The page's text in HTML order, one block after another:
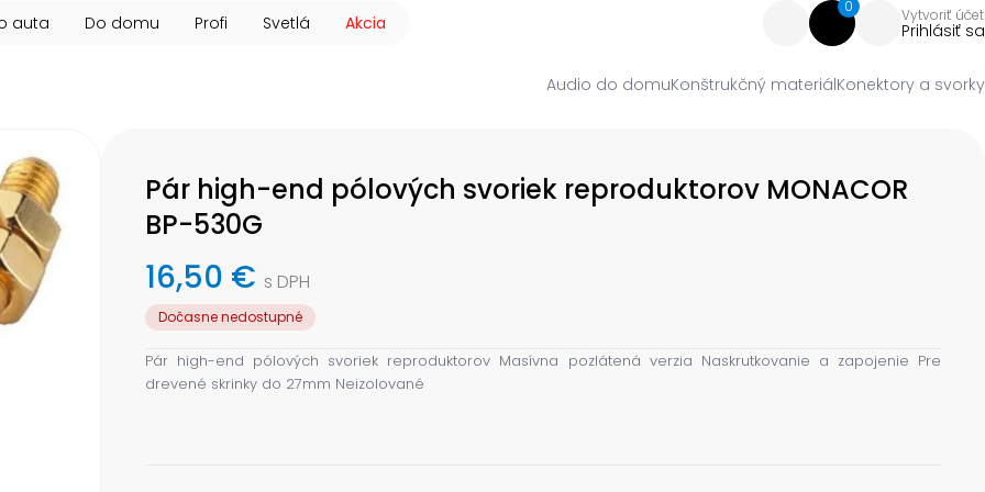
auta Do domu Profi Svetlá Akcia
0 Vytvoriť účet
Prihlásiť sa
Audio do domuKonštrukčný materiálKonektory a svorky
Pár high-end pólových svoriek reproduktorov MONACOR
BP-530G
16,50 € s DPH
Dočasne nedostupné
Pár high-end pólových svoriek reproduktorov Masívna pozlátená verzia Naskrutkovanie a zapojenie Pre
drevené skrinky do 27mm Neizolované